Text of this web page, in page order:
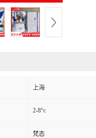
上海
2-8°c
梵态